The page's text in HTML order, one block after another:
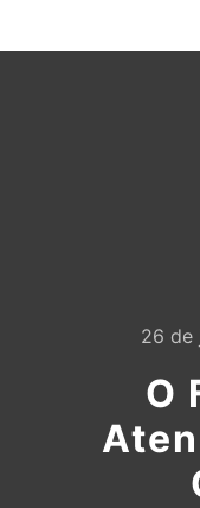
26 de
O